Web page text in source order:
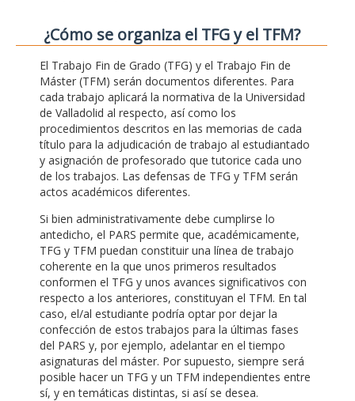
¿Cómo se organiza el TFG y el TFM?
El Trabajo Fin de Grado (TFG) y el Trabajo Fin de
Máster (TFM) serán documentos diferentes. Para
cada trabajo aplicará la normativa de la Universidad
de Valladolid al respecto, así como los
procedimientos descritos en las memorias de cada
título para la adjudicación de trabajo al estudiantado
y asignación de profesorado que tutorice cada uno
de los trabajos. Las defensas de TFG y TFM serán
actos académicos diferentes.
Si bien administrativamente debe cumplirse lo
antedicho, el PARS permite que, académicamente,
TFG y TFM puedan constituir una línea de trabajo
coherente en la que unos primeros resultados
conformen el TFG y unos avances significativos con
respecto a los anteriores, constituyan el TFM. En tal
caso, el/al estudiante podría optar por dejar la
confección de estos trabajos para la últimas fases
del PARS y, por ejemplo, adelantar en el tiempo
asignaturas del máster. Por supuesto, siempre será
posible hacer un TFG y un TFM independientes entre
sí, y en temáticas distintas, si así se desea.